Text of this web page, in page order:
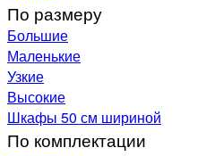
По размеру
Большие
Маленькие
Узкие
Высокие
Шкафы 50 см шириной
По комплектации